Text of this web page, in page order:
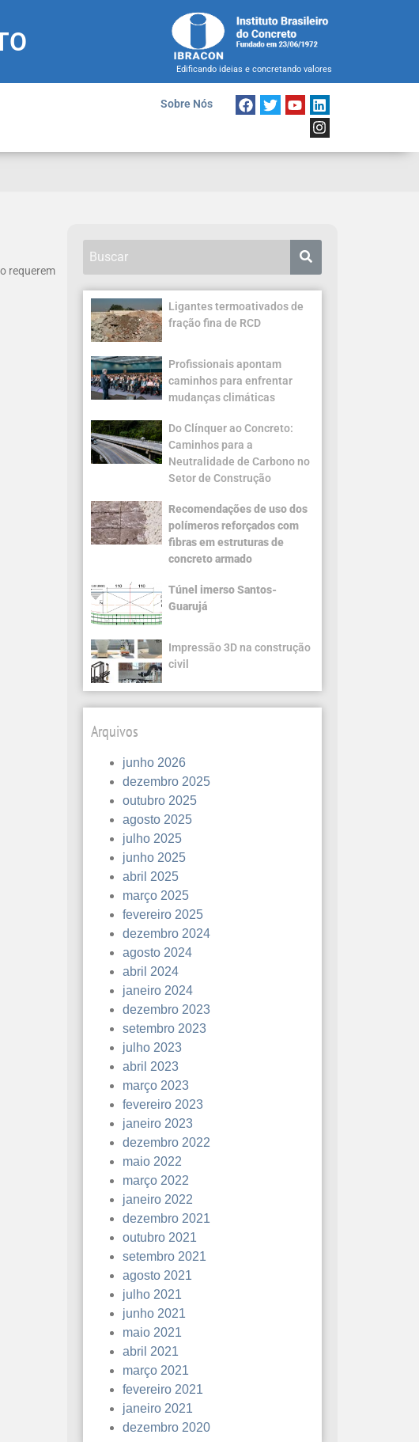
Edificando ideias e concretando valores
Sobre Nós
requerem
Ligantes termoativados de
fração fina de RCD
Profissionais apontam
caminhos para enfrentar
mudanças climáticas
Do Clínquer ao Concreto:
Caminhos para a
Neutralidade de Carbono no
Setor de Construção
Recomendações de uso dos
polímeros reforçados com
fibras em estruturas de
concreto armado
Túnel imerso Santos-
Guarujá
Impressão 3D na construção
civil
Arquivos
junho 2026
dezembro 2025
outubro 2025
agosto 2025
julho 2025
junho 2025
abril 2025
março 2025
fevereiro 2025
dezembro 2024
agosto 2024
abril 2024
janeiro 2024
dezembro 2023
setembro 2023
julho 2023
abril 2023
março 2023
fevereiro 2023
janeiro 2023
dezembro 2022
maio 2022
março 2022
janeiro 2022
dezembro 2021
outubro 2021
setembro 2021
agosto 2021
julho 2021
junho 2021
maio 2021
abril 2021
março 2021
fevereiro 2021
janeiro 2021
dezembro 2020